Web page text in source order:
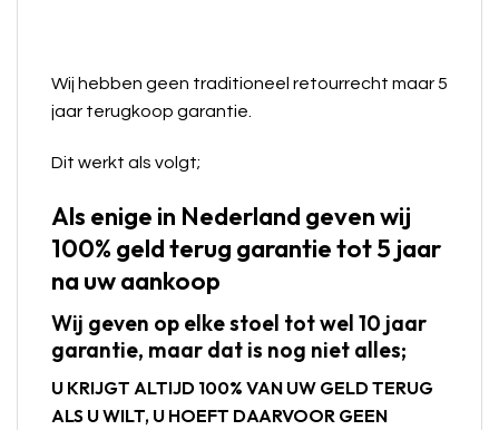
Wij hebben geen traditioneel retourrecht maar 5
jaar terugkoop garantie.
Dit werkt als volgt;
Als enige in Nederland geven wij
100% geld terug garantie tot 5 jaar
na uw aankoop
Wij geven op elke stoel tot wel 10 jaar
garantie, maar dat is nog niet alles;
U KRIJGT ALTIJD 100% VAN UW GELD TERUG
ALS U WILT, U HOEFT DAARVOOR GEEN